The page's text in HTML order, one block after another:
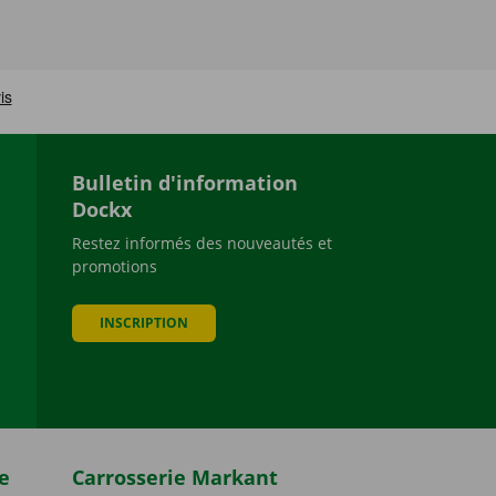
Bulletin d'information
Dockx
Restez informés des nouveautés et
promotions
INSCRIPTION
Carrosserie Markant